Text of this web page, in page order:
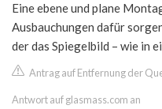
Eine ebene und plane
Ausbauchungen dafür
der das Spiegelbild – wie in
Antrag auf Entfernung der
Antwort auf glasmass.com an